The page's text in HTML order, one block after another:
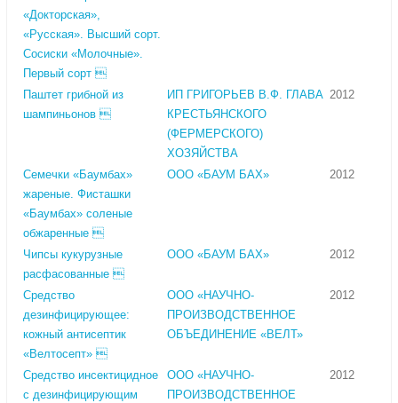
«Докторская»,
«Русская». Высший сорт.
Сосиски «Молочные».
Первый сорт 
Паштет грибной из
шампиньонов 
ИП ГРИГОРЬЕВ В.Ф. ГЛАВА
КРЕСТЬЯНСКОГО
(ФЕРМЕРСКОГО)
ХОЗЯЙСТВА
2012
Семечки «Баумбах»
жареные. Фисташки
«Баумбах» соленые
обжаренные 
ООО «БАУМ БАХ» 2012
Чипсы кукурузные
расфасованные 
ООО «БАУМ БАХ» 2012
Средство
дезинфицирующее:
кожный антисептик
«Велтосепт» 
ООО «НАУЧНО-
ПРОИЗВОДСТВЕННОЕ
ОБЪЕДИНЕНИЕ «ВЕЛТ»
2012
Средство инсектицидное
с дезинфицирующим
ООО «НАУЧНО-
ПРОИЗВОДСТВЕННОЕ
2012